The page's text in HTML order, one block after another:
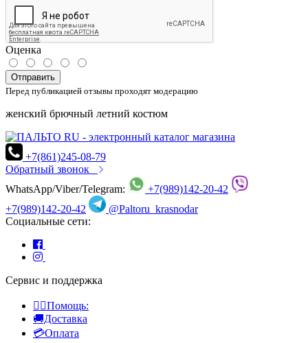
Оценка
Отправить
Перед публикацией отзывы проходят модерацию
женский брючный летний костюм
+7(861)245-08-79
Обратный звонок
WhatsApp/Viber/Telegram:
+7(989)142-20-42
+7(989)142-20-42
@Paltoru_krasnodar
Социальные сети:
Сервис и поддержка
👍🏻Помощь:
🚚Доставка
💳Оплата